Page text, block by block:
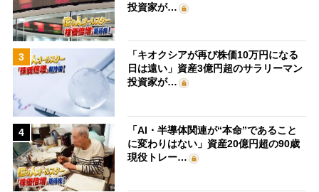
投資家が…
3
「キオクシアが再び株価10万円になる
日は遠い」資産3億円超のサラリーマン
投資家が…
4
「AI・半導体関連が“本命”であること
に変わりはない」資産20億円超の90歳
現役トレー…